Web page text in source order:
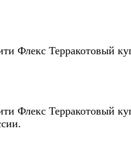
Флекс Терракотовый
Флекс Терракотовый